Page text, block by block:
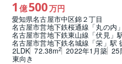
1 億500万円
愛知県名古屋市中区錦２丁目
名古屋市営地下鉄桜通線「丸の内
名古屋市営地下鉄東山線「伏見」
名古屋市営地下鉄名城線「栄」駅
2LDK 72.38m2 2022年1月築 25
東向き